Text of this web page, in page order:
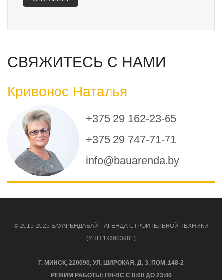
СВЯЖИТЕСЬ С НАМИ
Кривонос Наталья
+375 29 162-23-65
+375 29 747-71-71
info@bauarenda.by
© 2015-2025 БАУАРЕНДАБАЙ - АРЕНДА СТРОИТЕЛЬНОЙ ТЕХНИКИ
(УНП 193603981)
Г. МИНСК, 220090, УЛ. ШИРОКАЯ, Д. 3, ПОМ. 148-2
РЕЖИМ РАБОТЫ: ПН-ВС С 8:00 ДО 23:00